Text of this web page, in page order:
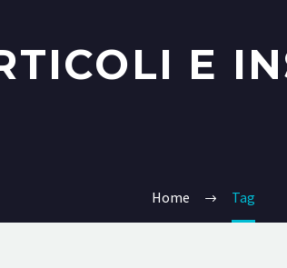
E
Home Tag